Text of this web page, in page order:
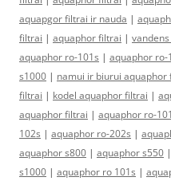
aquapgor filtrai ir nauda |
filtrai | aquaphor filtrai |
aquaphor ro-101s | aquaphor ro-
s1000 | namui ir biurui aquaphor
filtrai | kodel aquaphor filtrai |
aquaphor filtrai | aquaphor ro-
102s | aquaphor ro-202s |
aquaphor s800 | aquaphor s550 |
s1000 | aquaphor ro 101s |